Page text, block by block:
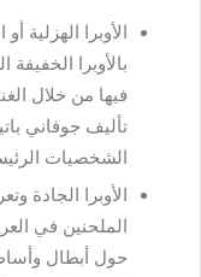
الأوبرا الهزلية
بالأوبرا الخفيفة
فيها من خلال
تأليف جوفاني
الشخصيات
الأوبرا الجادة
الملحنين في
حول أبطال